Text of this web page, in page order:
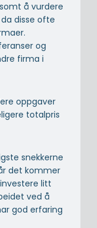
å vurdere
disse ofte
og
firma i
oppgaver
totalpris
snekkerne
det kommer
litt
ved å
god erfaring